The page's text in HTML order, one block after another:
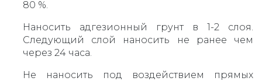
80 %.
Наносить адгезионный грунт в 1-2 слоя.
Следующий слой наносить не ранее чем
через 24 часа.
Не наносить под воздействием прямых